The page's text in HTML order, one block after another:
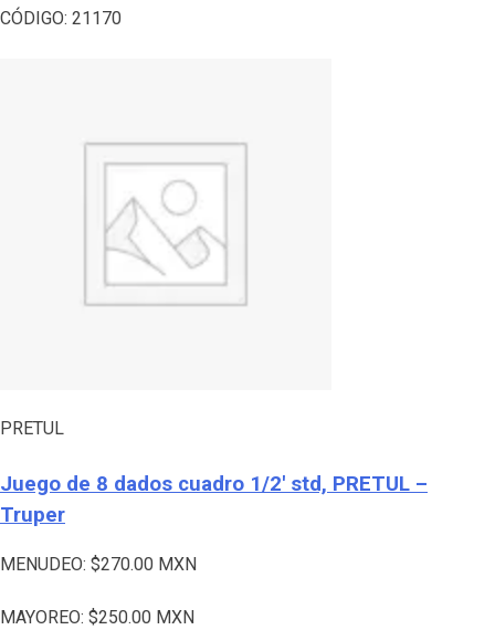
CÓDIGO: 21170
PRETUL
Juego de 8 dados cuadro 1/2′ std, PRETUL –
Truper
MENUDEO: $270.00 MXN
MAYOREO: $250.00 MXN